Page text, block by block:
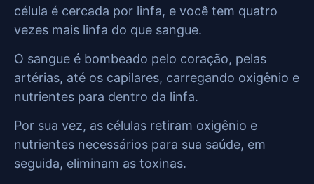
célula é cercada por linfa, e você tem quatro
vezes mais linfa do que sangue.
O sangue é bombeado pelo coração, pelas
artérias, até os capilares, carregando oxigênio e
nutrientes para dentro da linfa.
Por sua vez, as células retiram oxigênio e
nutrientes necessários para sua saúde, em
seguida, eliminam as toxinas.